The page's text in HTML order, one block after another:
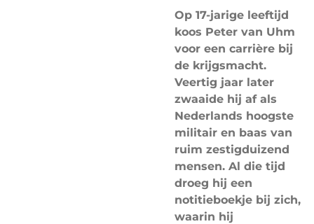
Op 17-jarige leeftijd
koos Peter van Uhm
voor een carrière bij
de krijgsmacht.
Veertig jaar later
zwaaide hij af als
Nederlands hoogste
militair en baas van
ruim zestigduizend
mensen. Al die tijd
droeg hij een
notitieboekje bij zich,
waarin hij